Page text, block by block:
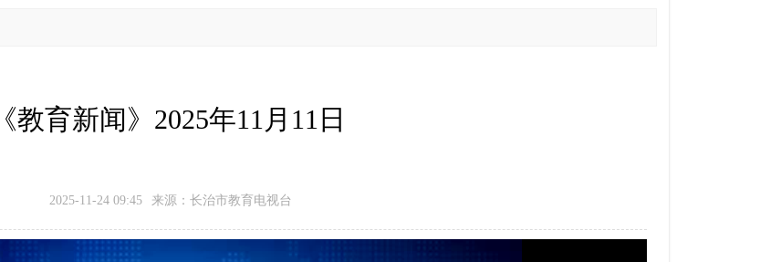
《教育新闻》2025年11月11日
2025-11-24 09:45 来源：长治市教育电视台